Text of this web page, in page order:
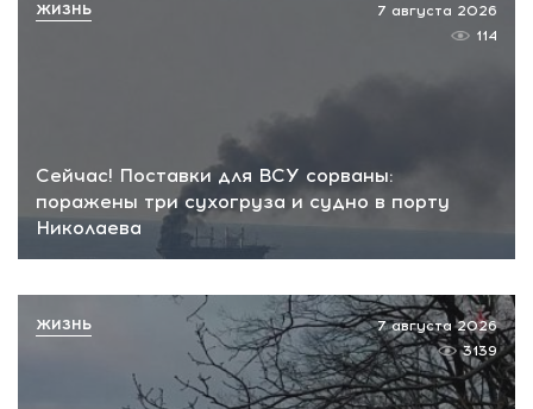
Сейчас! Поставки для ВСУ сорваны:
поражены три сухогруза и судно в порту
Николаева
7 августа 2026
114
ЖИЗНЬ
7 августа 2026
3139
ЖИЗНЬ